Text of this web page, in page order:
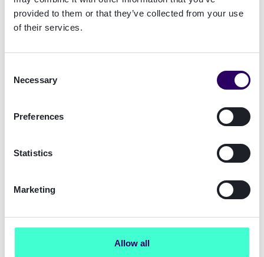
provided to them or that they’ve collected from your use
of their services.
Selection
Necessary
Preferences
Statistics
Marketing
Allow all
del mundo, sin intervención humana.
Nuestras soluciones son como un menú a
necesidades y nivel de seguridad:
Identidades electrónicas (eIDs) ↓
Documentos de Identificación
↓
Fuentes de Datos de Riesgo e
↓